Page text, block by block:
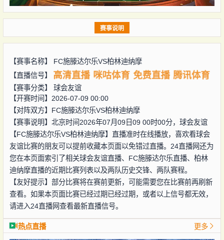
赛事说明
【赛事名称】 FC施滕达尔乐VS柏林迪纳摩
【直播信号】
高清直播 咪咕体育 免费直播 腾讯体育
【赛事分类】 球会友谊
【开赛时间】2026-07-09 00:00
【对阵双方】 FC施滕达尔乐VS柏林迪纳摩
【赛事说明】北京时间2026年07月09日09 00时00分，球会友谊
【FC施滕达尔乐VS柏林迪纳摩】直播准时在线播放，喜欢看球会
友谊比赛的朋友可以提前收藏本页面以免错过直播。24直播网还为
您在本页面索引了相关球会友谊直播、FC施滕达尔乐直播、柏林
迪纳摩直播的近期比赛列表以及两队历史交锋、两队赛程。
【友好提示】部分比赛将在赛前更新，可能需要您在比赛前再刷新
查看。如果本页面比赛已经过期已经过期，或者以上信号都无效，
请进入24直播网查看最新直播信号。
热点直播 更多